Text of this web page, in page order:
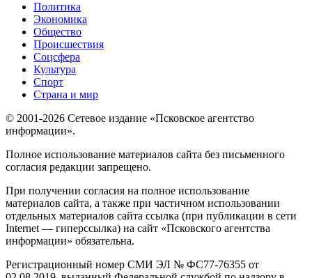
Политика
Экономика
Общество
Происшествия
Соцсфера
Культура
Спорт
Страна и мир
© 2001-2026 Сетевое издание «Псковское агентство
информации».
Полное использование материалов сайта без письменного
согласия редакции запрещено.
При получении согласия на полное использование
материалов сайта, а также при частичном использовании
отдельных материалов сайта ссылка (при публикации в сети
Internet — гиперссылка) на сайт «Псковского агентства
информации» обязательна.
Регистрационный номер СМИ ЭЛ № ФС77-76355 от